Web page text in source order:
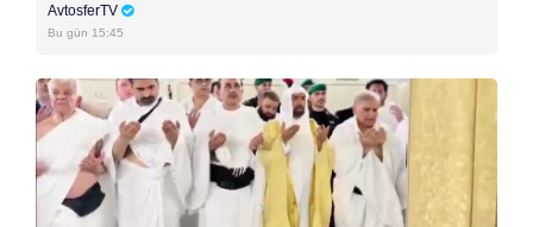
AvtosferTV
Bu gün 15:45